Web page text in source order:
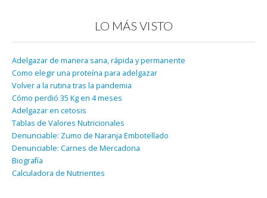
LO MÁS VISTO
Adelgazar de manera sana, rápida y permanente
Como elegir una proteína para adelgazar
Volver a la rutina tras la pandemia
Cómo perdió 35 Kg en 4 meses
Adelgazar en cetosis
Tablas de Valores Nutricionales
Denunciable: Zumo de Naranja Embotellado
Denunciable: Carnes de Mercadona
Biografía
Calculadora de Nutrientes